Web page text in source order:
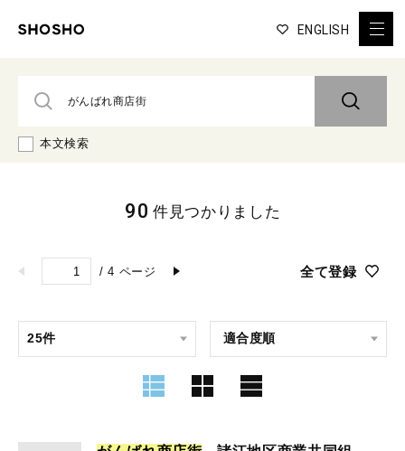
ENGLISH
本文検索
/ 4 ページ 全て登録
90 件見つかりました